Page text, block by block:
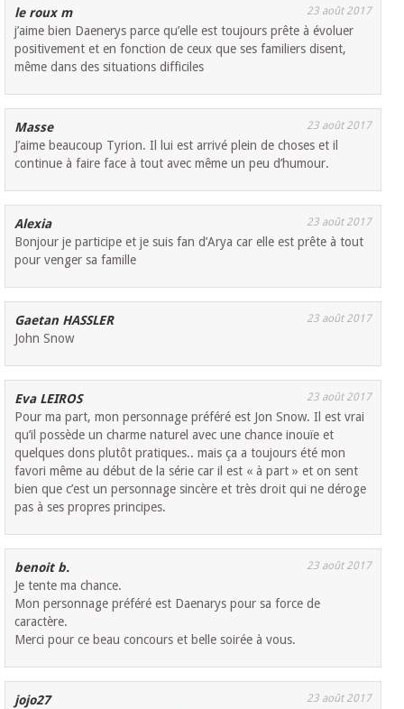
le roux m 23 août 2017
j’aime bien Daenerys parce qu’elle est toujours prête à évoluer
positivement et en fonction de ceux que ses familiers disent,
même dans des situations difficiles
Masse 23 août 2017
J’aime beaucoup Tyrion. Il lui est arrivé plein de choses et il
continue à faire face à tout avec même un peu d’humour.
Alexia 23 août 2017
Bonjour je participe et je suis fan d’Arya car elle est prête à tout
pour venger sa famille
Gaetan HASSLER 23 août 2017
John Snow
Eva LEIROS 23 août 2017
Pour ma part, mon personnage préféré est Jon Snow. Il est vrai
qu’il possède un charme naturel avec une chance inouïe et
quelques dons plutôt pratiques.. mais ça a toujours été mon
favori même au début de la série car il est « à part » et on sent
bien que c’est un personnage sincère et très droit qui ne déroge
pas à ses propres principes.
benoit b. 23 août 2017
Je tente ma chance.
Mon personnage préféré est Daenarys pour sa force de
caractère.
Merci pour ce beau concours et belle soirée à vous.
jojo27 23 août 2017